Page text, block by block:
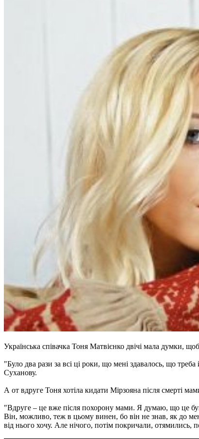
Українська співачка Тоня Матвієнко двічі мала думки,
"Було два рази за всі ці роки, що мені здавалось, що
Суханову.
А от вдруге Тоня хотіла кидати Мірзояна після смерті
"Вдруге – це вже після похорону мами. Я думаю, що це
Він, можливо, теж в цьому винен, бо він не знав, як до
від нього хочу. Але нічого, потім покричали, отямились,